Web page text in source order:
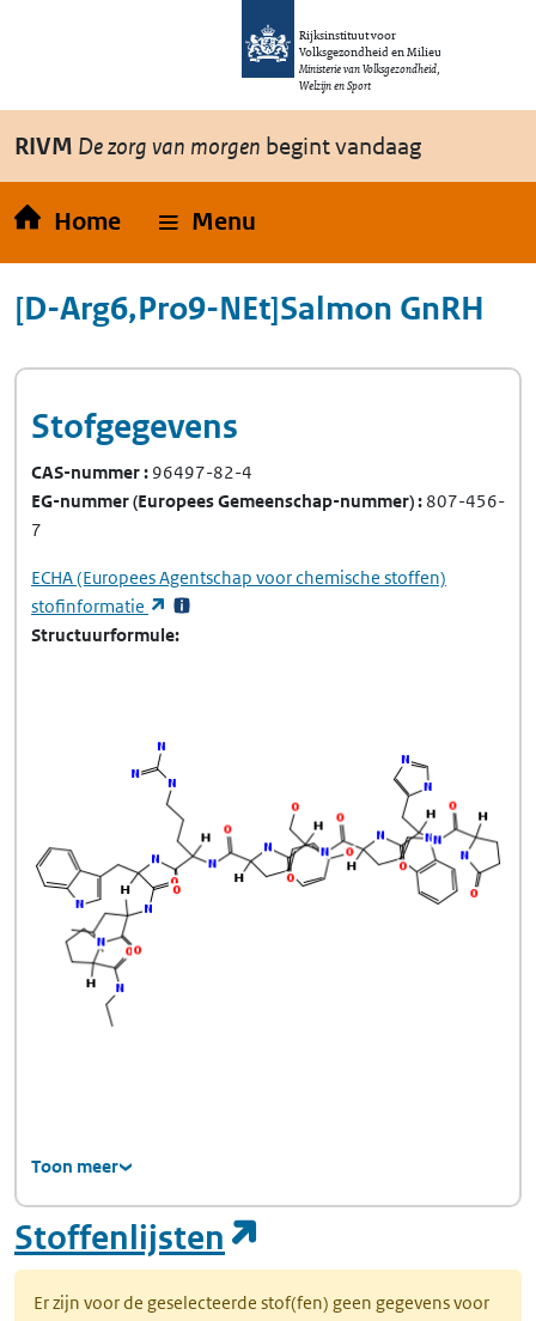
Overslaan en naar de inhoud gaan
Rijksinstituut voor
Volksgezondheid en Milieu
Ministerie van Volksgezondheid,
Welzijn en Sport
RIVM De zorg van morgen begint vandaag
Home Menu
[D-Arg6,Pro9-NEt]Salmon GnRH
Stofgegevens
CAS-nummer 96497-82-4
EG-nummer(Europees Gemeenschap-nummer) 807-456-
7
ECHA(Europees Agentschap voor chemische stoffen)
stofinformatie
(opent in een nieuw tabblad)
Structuurformule
Toon meer
Stoffenlijsten
Er zijn voor de geselecteerde stof(fen) geen gegevens voor